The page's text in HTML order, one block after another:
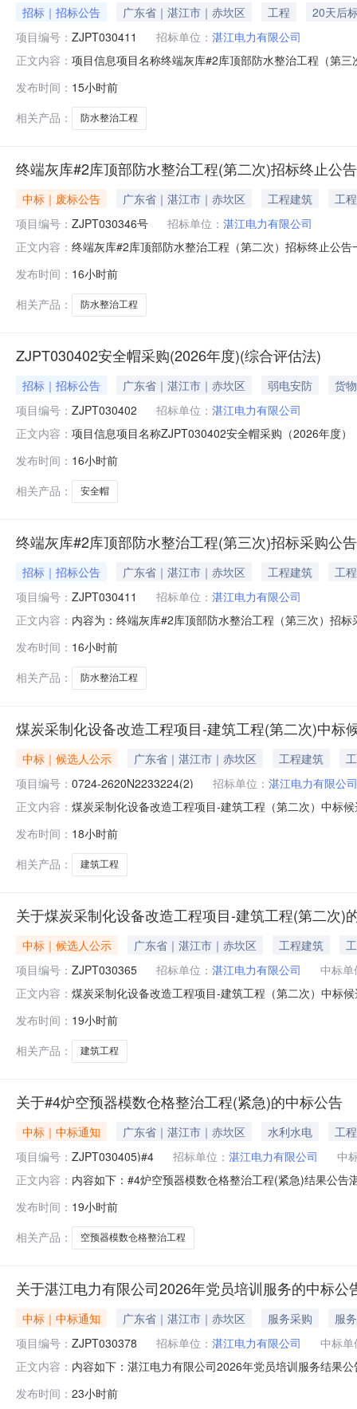
招标｜招标公告 广东省｜湛江市｜赤坎区 工程
20天后
项目编号： ZJPT030411 招标单位： 湛江电力有限公司
正文内容： 项目信息项目名称终端灰库#2库顶部防水整治工程（第
手册(2023.9.27印刷).docx终端灰库#2库顶部防水整治
发布时间： 15小时前
相关产品：
防水整治工程
终端灰库#2库顶部防水整治工程(第二次)招标终止公告
中标｜废标公告 广东省｜湛江市｜赤坎区 工程建筑
工程
项目编号： ZJPT030346号 招标单位： 湛江电力有限公司
正文内容： 终端灰库#2库顶部防水整治工程（第二次）招标终止公
3165551电子邮箱：
发布时间： 16小时前
相关产品：
防水整治工程
ZJPT030402安全帽采购(2026年度)(综合评估法)
招标｜招标公告 广东省｜湛江市｜赤坎区 弱电安防
货物
项目编号： ZJPT030402 招标单位： 湛江电力有限公司
正文内容： 项目信息项目名称ZJPT030402安全帽采购（2026年度
询价文件（综合评估法）发布版.docx2026年安全帽采
发布时间： 16小时前
相关产品：
安全帽
终端灰库#2库顶部防水整治工程(第三次)招标采购公告
招标｜招标公告 广东省｜湛江市｜赤坎区 工程建筑
工程
项目编号： ZJPT030411 招标单位： 湛江电力有限公司
正文内容： 内容为：终端灰库#2库顶部防水整治工程（第三次）招
2809:00:00获取方式：广东能源商务网四、投标文件的
发布时间： 16小时前
相关产品：
防水整治工程
煤炭采制化设备改造工程项目-建筑工程(第二次)中标
中标｜候选人公示 广东省｜湛江市｜赤坎区 工程建筑
项目编号： 0724-2620N2233224(2) 招标单位： 湛江电力有限公司
正文内容： 煤炭采制化设备改造工程项目-建筑工程（第二次）中标
程（第二次）（招标编号：0724-2620N2233224（2）/
发布时间： 18小时前
相关产品：
建筑工程
关于煤炭采制化设备改造工程项目-建筑工程(第二次)
中标｜候选人公示 广东省｜湛江市｜赤坎区 工程建筑
项目编号： ZJPT030365 招标单位： 湛江电力有限公司
中标单
正文内容： 煤炭采制化设备改造工程项目-建筑工程（第二次）中标
4000816.82元，工期/交货期：120天二、其他公示内容
发布时间： 19小时前
相关产品：
建筑工程
关于#4炉空预器模数仓格整治工程(紧急)的中标公告
中标｜中标通知 广东省｜湛江市｜赤坎区 水利水电
工程
项目编号： ZJPT030405)#4 招标单位： 湛江电力有限公司
中
正文内容： 内容如下：#4炉空预器模数仓格整治工程(紧急)结果公
发布时间： 19小时前
相关产品：
空预器模数仓格整治工程
关于湛江电力有限公司2026年党员培训服务的中标公
中标｜中标通知 广东省｜湛江市｜赤坎区 服务采购
服务
项目编号： ZJPT030378 招标单位： 湛江电力有限公司
中标单
正文内容： 内容如下：湛江电力有限公司2026年党员培训服务结果
发布时间： 23小时前